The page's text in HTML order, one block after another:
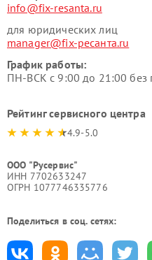
info@fix-resanta.ru
для юридических лиц
manager@fix-ресанта.ru
График работы:
ПН-ВСК с 9:00 до 21:00
Рейтинг сервисного центра
4.9-5.0
ООО "Русервис"
ИНН 7702633247
ОГРН 1077746335776
Поделиться в соц. сетях: